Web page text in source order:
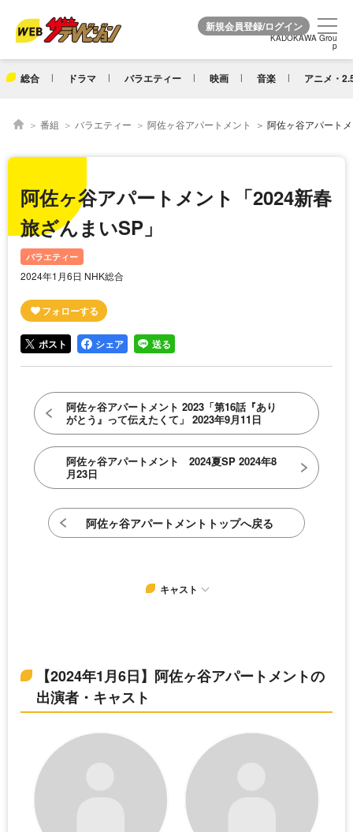
KADOKAWA Grou
p
総合 ドラマ バラエティー 映画 音楽 アニメ・
KADOKAWA Grou
p
番組 バラエティー 阿佐ヶ谷アパートメント 阿佐ヶ谷アパート
阿佐ヶ谷アパートメント「2024新春
旅ざんまいSP」
バラエティー
2024年1月6日 NHK総合
ポスト シェア 送る
阿佐ヶ谷アパートメント 2023「第16話『あり
がとう』って伝えたくて」 2023年9月11日
阿佐ヶ谷アパートメント 2024夏SP 2024年8
月23日
阿佐ヶ谷アパートメントトップへ戻る
キャスト
【2024年1月6日】阿佐ヶ谷アパートメントの
出演者・キャスト